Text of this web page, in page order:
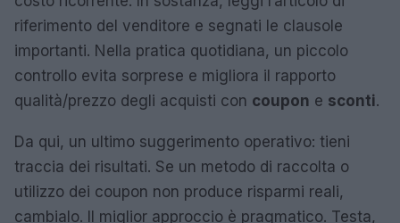
riferimento del venditore e segnati le clausole
importanti. Nella pratica quotidiana, un piccolo
controllo evita sorprese e migliora il rapporto
qualità/prezzo degli acquisti con coupon e sconti.
Da qui, un ultimo suggerimento operativo: tieni
traccia dei risultati. Se un metodo di raccolta o
utilizzo dei coupon non produce risparmi reali,
cambialo. Il miglior approccio è pragmatico. Testa,